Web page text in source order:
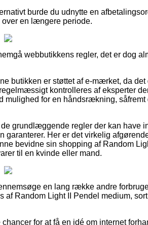
burde du udnytte en
en længere periode.
webbutikkens regler, det er dog
butikken er støttet af e-mærket, da det
kontrolleres af eksperter
mulighed for en håndsrækning, såfremt
grundlæggende regler der kan have
garanterer. Her er det virkelig
bevidne sin shopping af Random
til en kvinde eller mand.
en lang række andre
Random Light II Pendel medium,
for at få en idé om internet